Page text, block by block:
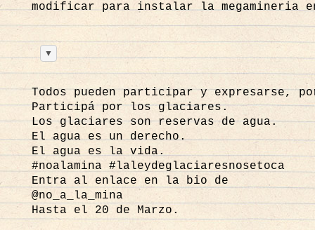
modificar para instalar la megamineria
La movilización social en defensa del
comunitaria frente al extractivismo,
enfrentan las poblaciones locales.
cotidiano miles de familias deben
bancario formal. En países de América
tradicional, han surgido alternativas
acceder a opciones dehttps://
mediante criterios flexibles para
del sistema financiero convencional
▼
Todos pueden participar y expresarse,
Participá por los glaciares.
Los glaciares son reservas de agua.
El agua es un derecho.
El agua es la vida.
#noalamina #laleydeglaciaresnosetoca
Entra al enlace en la bio de
@no_a_la_mina
Hasta el 20 de Marzo.